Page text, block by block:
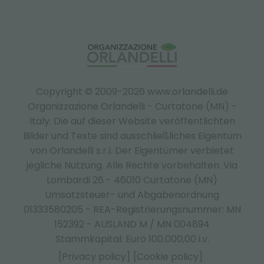
Copyright © 2009-2026 www.orlandelli.de
Organizzazione Orlandelli - Curtatone (MN) -
Italy. Die auf dieser Website veröffentlichten
Bilder und Texte sind ausschließliches Eigentum
von Orlandelli s.r.l. Der Eigentümer verbietet
jegliche Nutzung. Alle Rechte vorbehalten. Via
Lombardi 26 - 46010 Curtatone (MN)
Umsatzsteuer- und Abgabenordnung
01333580205 - REA-Registrierungsnummer: MN
152392 - AUSLAND M / MN 004894
Stammkapital: Euro 100.000,00 i.v.
[Privacy policy]
[Cookie policy]